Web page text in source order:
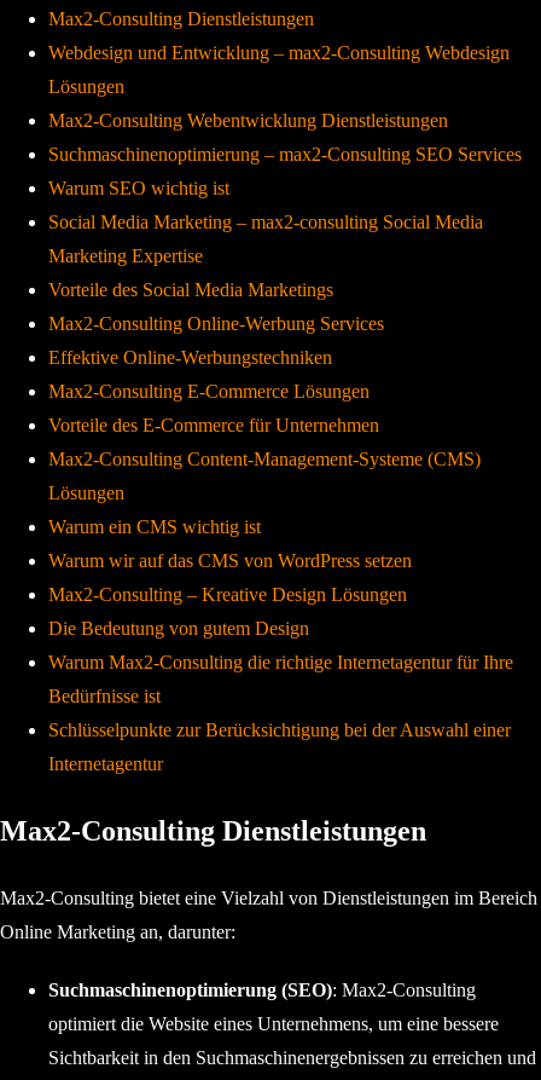
Max2-Consulting Dienstleistungen
Webdesign und Entwicklung – max2-Consulting Webdesign
Lösungen
Max2-Consulting Webentwicklung Dienstleistungen
Suchmaschinenoptimierung – max2-Consulting SEO Services
Warum SEO wichtig ist
Social Media Marketing – max2-consulting Social Media
Marketing Expertise
Vorteile des Social Media Marketings
Max2-Consulting Online-Werbung Services
Effektive Online-Werbungstechniken
Max2-Consulting E-Commerce Lösungen
Vorteile des E-Commerce für Unternehmen
Max2-Consulting Content-Management-Systeme (CMS)
Lösungen
Warum ein CMS wichtig ist
Warum wir auf das CMS von WordPress setzen
Max2-Consulting – Kreative Design Lösungen
Die Bedeutung von gutem Design
Warum Max2-Consulting die richtige Internetagentur für Ihre
Bedürfnisse ist
Schlüsselpunkte zur Berücksichtigung bei der Auswahl einer
Internetagentur
Max2-Consulting Dienstleistungen
Max2-Consulting bietet eine Vielzahl von Dienstleistungen im Bereich
Online Marketing an, darunter:
Suchmaschinenoptimierung (SEO): Max2-Consulting
optimiert die Website eines Unternehmens, um eine bessere
Sichtbarkeit in den Suchmaschinenergebnissen zu erreichen und